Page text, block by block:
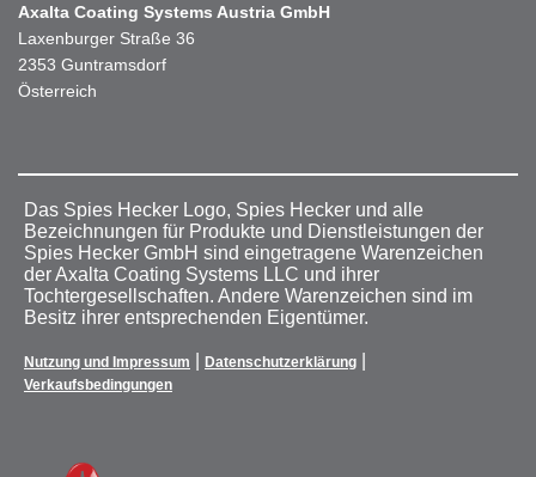
Axalta Coating Systems Austria GmbH
Laxenburger Straße 36
2353 Guntramsdorf
Österreich
Das Spies Hecker Logo, Spies Hecker und alle
Bezeichnungen für Produkte und Dienstleistungen der
Spies Hecker GmbH sind eingetragene Warenzeichen
der Axalta Coating Systems LLC und ihrer
Tochtergesellschaften. Andere Warenzeichen sind im
Besitz ihrer entsprechenden Eigentümer.
Nutzung und Impressum Datenschutzerklärung
Verkaufsbedingungen